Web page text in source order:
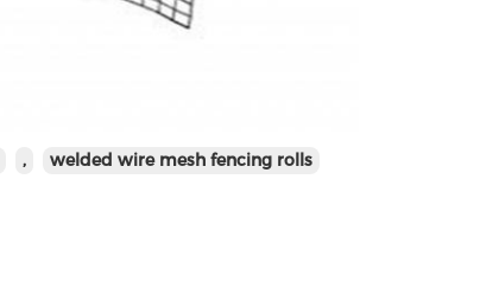
, welded wire mesh fencing rolls